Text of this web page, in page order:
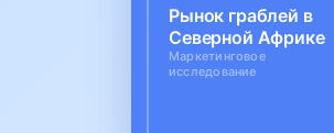
Рынок граблей в
Северной Африке
Маркетинговое
исследование